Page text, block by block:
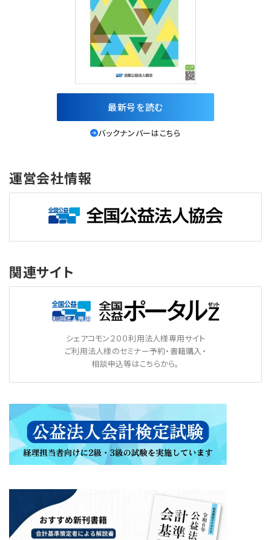
最新号を読む
バックナンバーはこちら
運営会社情報
関連サイト
シェアコモン２００利用法人様専用サイト
ご利用法人様のセミナー予約・書籍購入・
相談申込等はこちらから。